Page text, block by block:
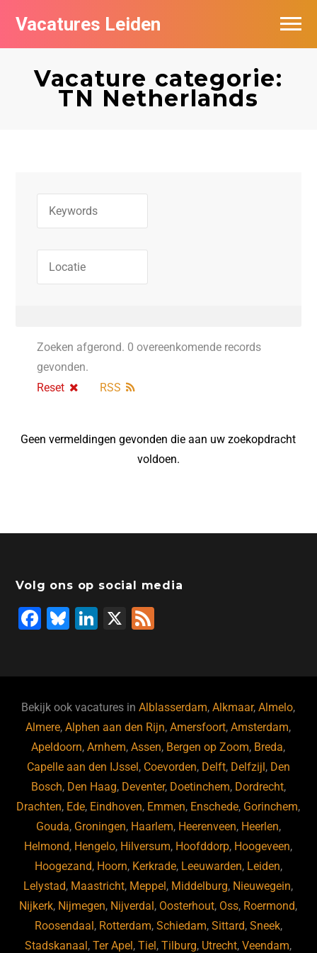
Vacatures Leiden
Vacature categorie:
TN Netherlands
Zoeken afgerond. 0 overeenkomende records
gevonden.
Reset
RSS
Geen vermeldingen gevonden die aan uw zoekopdracht
voldoen.
Volg ons op social media
F
b
o
o
k
Bl
ky
Li
dI
n
X
Bekijk ook vacatures inAlblasserdam,Alkmaar,Almelo,
Almere,Alphen aan den Rijn,Amersfoort,Amsterdam,
Apeldoorn,Arnhem,Assen, Bergen op Zoom, Breda,
Capelle aan den IJssel , Coevorden, Delft, Delfzijl , Den
Bosch, Den Haag, Deventer, Doetinchem, Dordrecht,
Drachten, Ede, Eindhoven, Emmen, Enschede, Gorinchem,
Gouda, Groningen, Haarlem, Heerenveen, Heerlen,
Helmond, Hengelo, Hilversum, Hoofddorp, Hoogeveen,
Hoogezand, Hoorn, Kerkrade, Leeuwarden, Leiden,
Lelystad, Maastricht, Meppel , Middelburg, Nieuwegein,
Nijkerk, Nijmegen, Nijverdal , Oosterhout, Oss, Roermond,
Roosendaal , Rotterdam, Schiedam, Sittard, Sneek,
Stadskanaal ,Ter Apel ,Tiel ,Tilburg, Utrecht,Veendam,
Vacatures per bedrijf
De populairste vacatures in Leiden